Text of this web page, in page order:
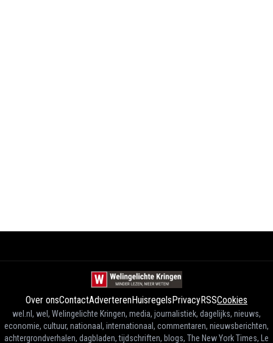
Over onsContactAdverterenHuisregelsPrivacyRSSCookies
wel.nl, wel, Welingelichte Kringen, media, journalistiek, dagelijks, nieuws,
economie, cultuur, nationaal, internationaal, commentaren, nieuwsberichten,
achtergrondverhalen, dagbladen, tijdschriften, blogs, The New York Times, Le